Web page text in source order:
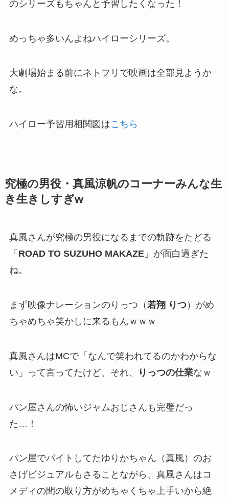
のシリーズもちゃんと予習したくなった！
めっちゃ多いんよねハイローシリーズ。
大劇場始まる前にネトフリで映画は全部見ようか
な。
ハイロー予習用相関図はこちら
究極の男役・真風涼帆のコーナーみんな生
き生きしすぎw
真風さんが究極の男役になるまでの軌跡をたどる
「 ROAD TO SUZUHO MAKAZE」が面白過ぎた
ね。
まず映像ナレーションのりっつ（若翔 りつ）がめ
ちゃめちゃ笑かしに来るもんｗｗｗ
真風さんはMCで「なんで笑われてるのかわからな
い」って言ってたけど、それ、
りっつの仕業なｗ
パン屋さんの怖いジャムおじさんも完璧だっ
た…！
パン屋でバイトしてたゆりかちゃん（真風）のお
さげビジュアルもさることながら、真風さんはコ
メディの間の取り方がめちゃくちゃ上手いから絶